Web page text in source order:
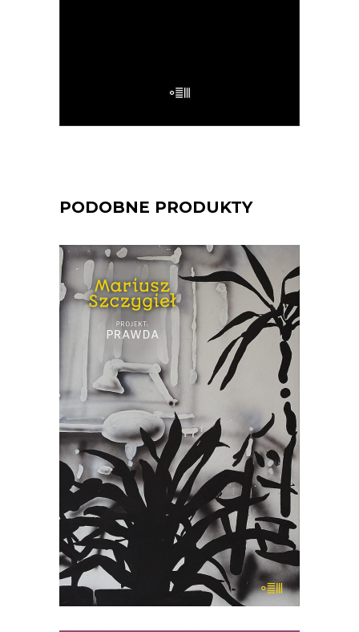
E-BOOK DO KOSZYKA
PODOBNE PRODUKTY
[EBOOK] Mariusz Szczygieł –
PROJEKT PRAWDA
„Projekt: prawda” to pozycja, jakiej na
polskim rynku wydawniczym jeszcze
nie było. Książka ta jest kolażem, na
który składają się miniatury Mariusza
Szczygła z własnego i cudzego życia
oraz powieść z 1959 roku „Portret z
pamięci” zapomnianego dziś pisarza,
Stanisława […]
44.00 22.00 zł
KSIĄŻKA DO KOSZYKA